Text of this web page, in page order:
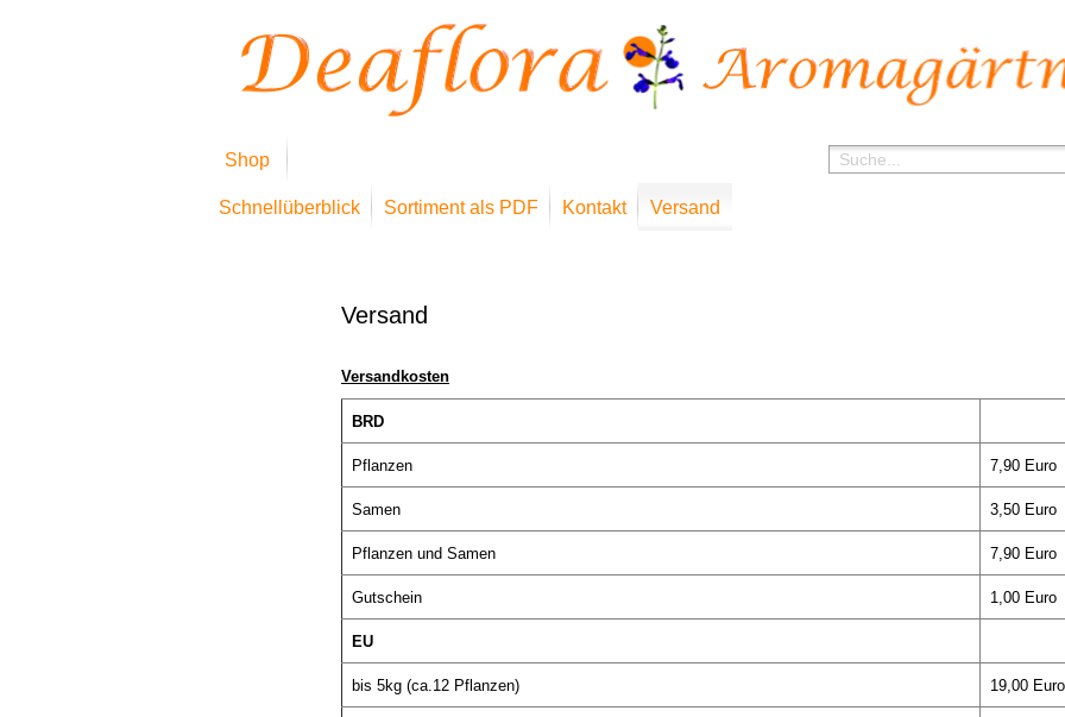
Shop
Schnellüberblick Sortiment als PDF Kontakt Versand
Versand
Versandkosten
BRD
Pflanzen 7,90 Euro
Samen 3,50 Euro
Pflanzen und Samen 7,90 Euro
Gutschein 1,00 Euro
EU
bis 5kg (ca.12 Pflanzen) 19,00 Euro